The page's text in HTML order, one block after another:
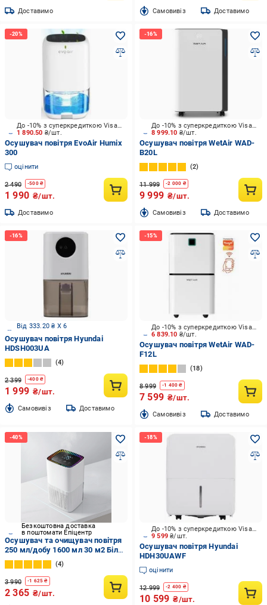
Доставимо Cамовивіз Доставимо
1 890.50 ₴/шт.
До -10% з суперкредиткою Visa Вигода
Осушувач повітря EvoAir Humix
300
оцінити
2 490 -500₴
1 990 ₴/шт.
Доставимо
8 999.10 ₴/шт.
До -10% з суперкредиткою Visa Вигода
Осушувач повітря WetAir WAD-
B20L
2
11 999 -2 000 ₴
9 999 ₴/шт.
Cамовивіз Доставимо
Від 333.20 ₴ X 6
Осушувач повітря Hyundai
HDSH003UA
4
2 399 -400₴
1 999 ₴/шт.
Cамовивіз Доставимо
6 839.10 ₴/шт.
До -10% з суперкредиткою Visa Вигода
Осушувач повітря WetAir WAD-
F12L
18
8 999 -1 400 ₴
7 599 ₴/шт.
Cамовивіз Доставимо
Безкоштовна доставка
в поштомати Епіцентр
Осушувач та очищувач повітря
250 мл/добу 1600 мл 30 м2 Білий
(0276-0001)
4
3 990 -1 625 ₴
2 365 ₴/шт.
9 599₴/шт.
До -10% з суперкредиткою Visa Вигода
Осушувач повітря Hyundai
HDH30UAWF
оцінити
12 999 -2 400 ₴
10 599 ₴/шт.